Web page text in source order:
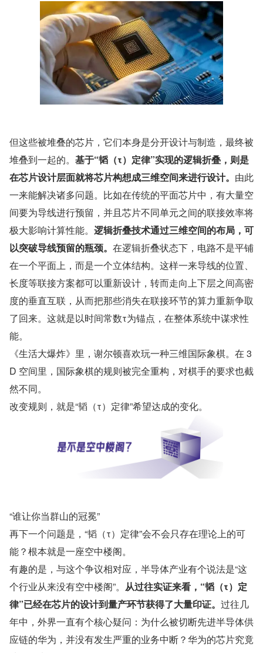
但这些被堆叠的芯片，它们本身是分开设计与制造，最终被
堆叠到一起的。 基于“韬（τ）定律”实现的逻辑折叠，则是
在芯片设计层面就将芯片构想成三维空间来进行设计。 由此
一来能解决诸多问题。比如在传统的平面芯片中，有大量空
间要为导线进行预留，并且芯片不同单元之间的联接效率将
极大影响计算性能。 逻辑折叠技术通过三维空间的布局，可
以突破导线预留的瓶颈。 在逻辑折叠状态下，电路不是平铺
在一个平面上，而是一个立体结构。这样一来导线的位置、
长度等联接方案都可以重新设计，转而走向上下层之间高密
度的垂直互联，从而把那些消失在联接环节的算力重新争取
了回来。这就是以时间常数τ为锚点，在整体系统中谋求性
能。
《生活大爆炸》里，谢尔顿喜欢玩一种三维国际象棋。在 3
D 空间里，国际象棋的规则被完全重构，对棋手的要求也截
然不同。
改变规则，就是“韬（τ）定律”希望达成的变化。
“谁让你当群山的冠冕”
再下一个问题是，“韬（τ）定律”会不会只存在理论上的可
能？根本就是一座空中楼阁。
有趣的是，与这个争议相对应，半导体产业有个说法是“这
个行业从来没有空中楼阁”。 从过往实证来看，“韬（τ）定
律”已经在芯片的设计到量产环节获得了大量印证。 过往几
年中，外界一直有个核心疑问：为什么被切断先进半导体供
应链的华为，并没有发生严重的业务中断？华为的芯片究竟